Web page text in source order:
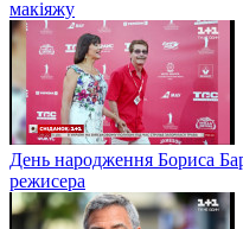
макіяжу
День народження Бориса
режисера